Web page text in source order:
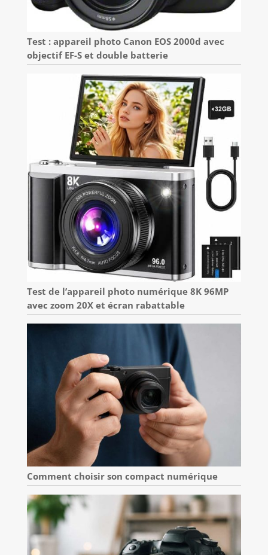
Test : appareil photo Canon EOS 2000d avec
objectif EF-S et double batterie
Test de l’appareil photo numérique 8K 96MP
avec zoom 20X et écran rabattable
Comment choisir son compact numérique